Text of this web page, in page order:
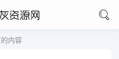
内容